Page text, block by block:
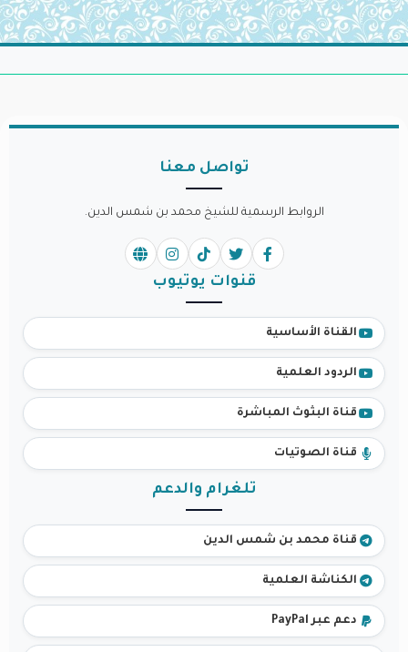
تواصل معنا
الروابط الرسمية للشيخ محمد بن شمس الدين.
قنوات يوتيوب
القناة الأساسية
الردود العلمية
قناة البثوث المباشرة
قناة الصوتيات
تلغرام والدعم
قناة محمد بن شمس الدين
الكناشة العلمية
دعم عبر PayPal